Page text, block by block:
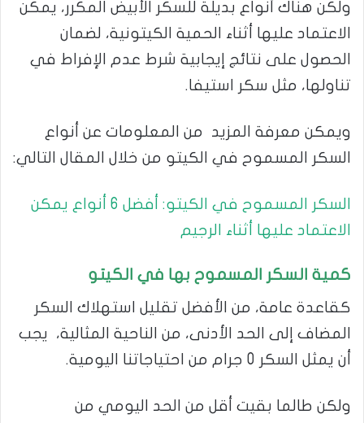
ولكن هناك أنواع بديلة للسكر الأبيض المكرر، يمكن
الاعتماد عليها أثناء الحمية الكيتونية، لضمان
الحصول على نتائج إيجابية شرط عدم الإفراط في
تناولها، مثل سكر استيفا.
ويمكن معرفة المزيد من المعلومات عن أنواع
السكر المسموح في الكيتو من خلال المقال التالي:
السكر المسموح في الكيتو: أفضل 6 أنواع يمكن
الاعتماد عليها أثناء الرجيم
كمية السكر المسموح بها في الكيتو
كقاعدة عامة، من الأفضل تقليل استهلاك السكر
المضاف إلى الحد الأدنى، من الناحية المثالية، يجب
أن يمثل السكر 0 جرام من احتياجاتنا اليومية.
ولكن طالما بقيت أقل من الحد اليومي من